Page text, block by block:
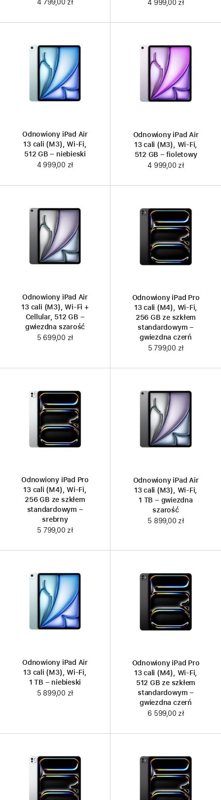
4 799,00 zł
4 999,00 zł
Odnowiony iPad Air
13 cali (M3), Wi-Fi,
512 GB – niebieski
4 999,00 zł
Odnowiony iPad Air
13 cali (M3), Wi-Fi,
512 GB – fioletowy
4 999,00 zł
Odnowiony iPad Air
13 cali (M3), Wi‑Fi +
Cellular, 512 GB –
gwiezdna szarość
5 699,00 zł
Odnowiony iPad Pro
13 cali (M4), Wi‑Fi,
256 GB ze szkłem
standardowym –
gwiezdna czerń
5 799,00 zł
Odnowiony iPad Pro
13 cali (M4), Wi‑Fi,
256 GB ze szkłem
standardowym –
srebrny
5 799,00 zł
Odnowiony iPad Air
13 cali (M3), Wi-Fi,
1 TB – gwiezdna
szarość
5 899,00 zł
Odnowiony iPad Air
13 cali (M3), Wi-Fi,
1 TB – niebieski
5 899,00 zł
Odnowiony iPad Pro
13 cali (M4), Wi‑Fi,
512 GB ze szkłem
standardowym –
gwiezdna czerń
6 599,00 zł